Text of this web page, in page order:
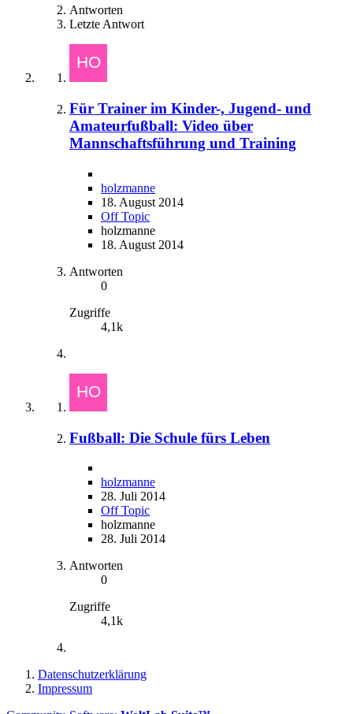
Antworten
Letzte Antwort
Für Trainer im Kinder-, Jugend- und
Amateurfußball: Video über
Mannschaftsführung und Training
holzmanne
18. August 2014
Off Topic
holzmanne
18. August 2014
Antworten
0
Zugriffe
4,1k
Fußball: Die Schule fürs Leben
holzmanne
28. Juli 2014
Off Topic
holzmanne
28. Juli 2014
Antworten
0
Zugriffe
4,1k
Datenschutzerklärung
Impressum